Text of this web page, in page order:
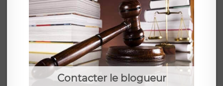
Contacter le blogueur